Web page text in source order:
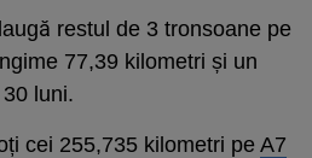
restul de 3 tronsoane pe
77,39 kilometri și un
luni.
cei 255,735 kilometri pe A7